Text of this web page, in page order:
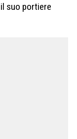
suo portiere